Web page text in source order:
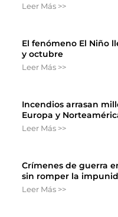
Leer Más >>
El fenómeno El Niño
y octubre
Leer Más >>
Incendios arrasan
Europa y
Leer Más >>
Crímenes de guerra
sin romper la
Leer Más >>